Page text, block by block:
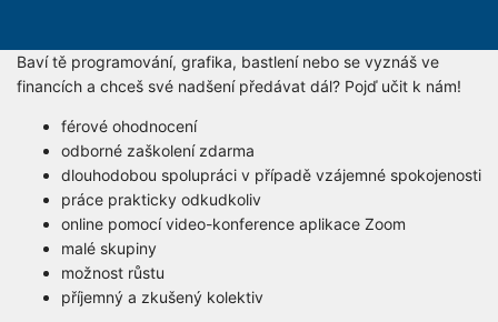
Baví tě programování, grafika, bastlení nebo se vyznáš ve
financích a chceš své nadšení předávat dál? Pojď učit k nám!
férové ohodnocení
odborné zaškolení zdarma
dlouhodobou spolupráci v případě vzájemné spokojenosti
práce prakticky odkudkoliv
online pomocí video-konference aplikace Zoom
malé skupiny
možnost růstu
příjemný a zkušený kolektiv